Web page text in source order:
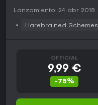
Lanzamiento: 24 abr 2018
Harebrained Schemes
OFFICIAL
9,99 €
-75%